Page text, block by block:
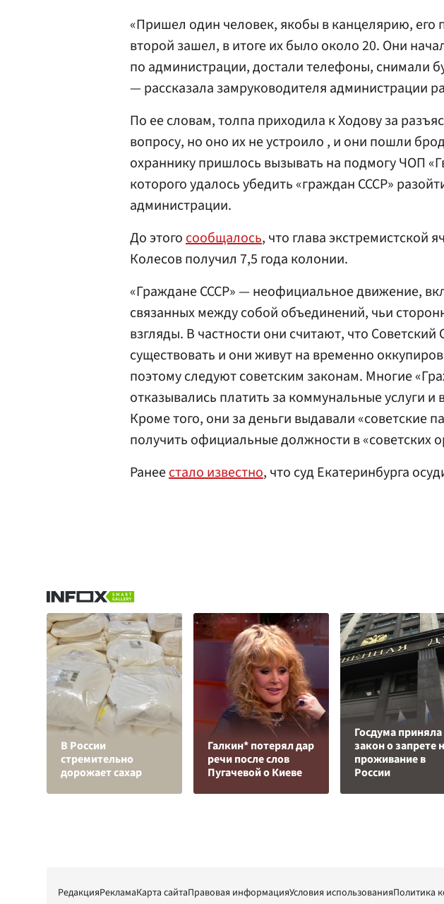
«Пришел один человек, якобы в канцелярию, его
второй зашел, в итоге их было около 20. Они
по администрации, достали телефоны, снимали
— рассказала замруководителя администрации
По ее словам, толпа приходила к Ходову за
вопросу, но оно их не устроило , и они пошли
охраннику пришлось вызывать на подмогу ЧОП
которого удалось убедить «граждан СССР»
администрации.
До этогосообщалось, что глава экстремистской
Колесов получил 7,5 года колонии.
«Граждане СССР» — неофициальное движение,
связанных между собой объединений, чьи
взгляды. В частности они считают, что
существовать и они живут на временно
поэтому следуют советским законам. Многие
отказывались платить за коммунальные услуги
Кроме того, они за деньги выдавали «советские
получить официальные должности в «советских
Ранеестало известно, что суд Екатеринбурга
В России
стремительно
дорожает сахар
Галкин* потерял дар
речи после слов
Пугачевой о Киеве
Госдума приняла
закон о запрете
проживание в
России
РедакцияРекламаКарта сайтаПравовая информацияУсловия использованияПолитика